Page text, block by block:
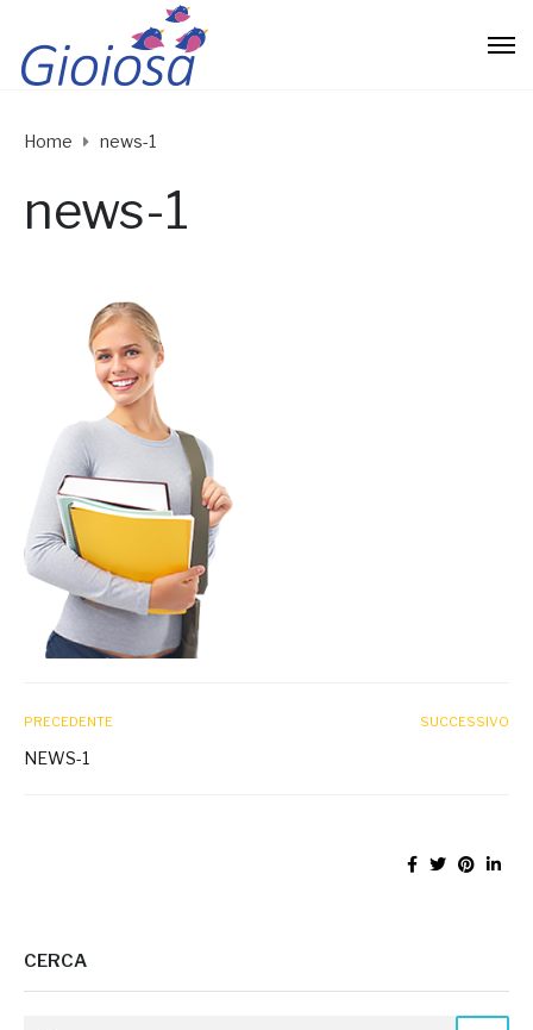
Home news-1
news-1
PRECEDENTE
NEWS-1
SUCCESSIVO
CERCA